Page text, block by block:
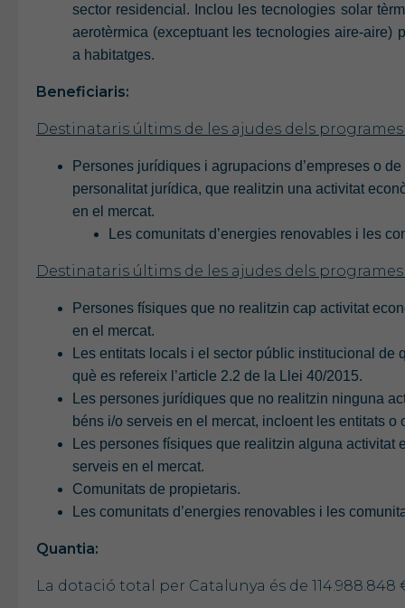
sector residencial. Inclou les tecnologies solar
aerotèrmica (exceptuant les tecnologies aire-aire)
a habitatges.
Beneficiaris:
Destinataris últims de les ajudes dels programes
Persones jurídiques i agrupacions d’empreses o
personalitat jurídica, que realitzin una activitat
en el mercat.
Les comunitats d’energies renovables i les
Destinataris últims de les ajudes dels programes
Persones físiques que no realitzin cap activitat
en el mercat.
Les entitats locals i el sector públic institucional
què es refereix l’article 2.2 de la Llei 40/2015.
Les persones jurídiques que no realitzin ninguna
béns i/o serveis en el mercat, incloent les entitats o
Les persones físiques que realitzin alguna
serveis en el mercat.
Comunitats de propietaris.
Les comunitats d’energies renovables i les
Quantia:
La dotació total per Catalunya és de 114.988.848